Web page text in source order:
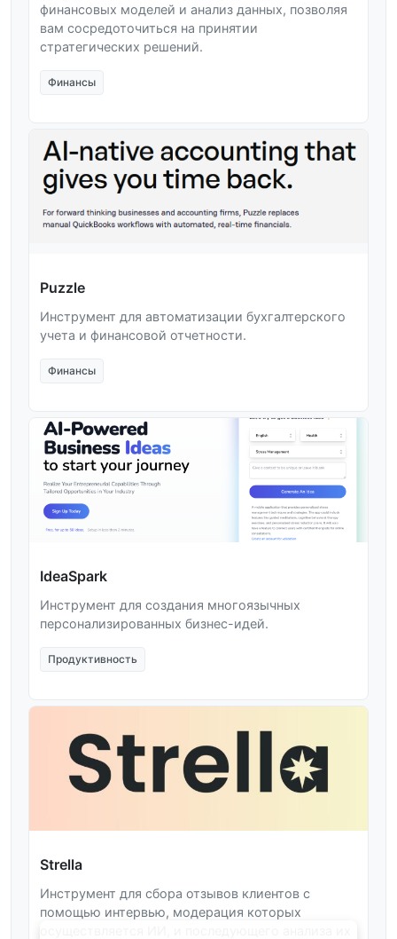
финансовых моделей и анализ данных, позволяя
вам сосредоточиться на принятии
стратегических решений.
Финансы
Puzzle
Инструмент для автоматизации бухгалтерского
учета и финансовой отчетности.
Финансы
IdeaSpark
Инструмент для создания многоязычных
персонализированных бизнес-идей.
Продуктивность
Strella
Инструмент для сбора отзывов клиентов с
помощью интервью, модерация которых